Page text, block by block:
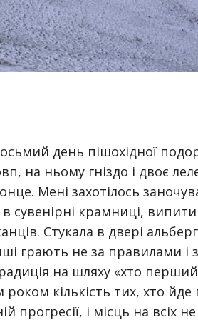
день пішохідної
на ньому гніздо і двоє
Мені захотілось
сувенірні крамниці,
Стукала в двері
грають не за правилами і
на шляху «хто
кількість тих, хто йде
прогресії, і місць на всіх